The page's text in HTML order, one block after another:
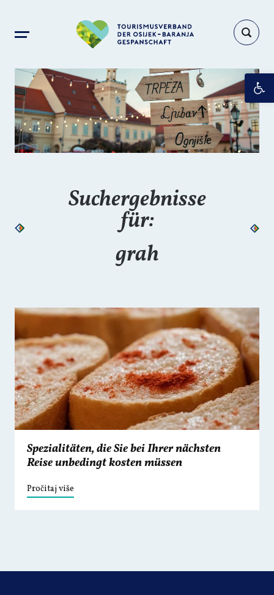
Suchergebnisse
für:
grah
Spezialitäten, die Sie bei Ihrer nächsten
Reise unbedingt kosten müssen
Pročitaj više